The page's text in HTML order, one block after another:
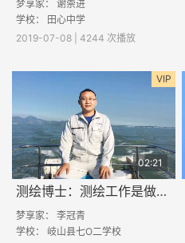
梦享家： 谢崇进
学校：
田心中学
2019-07-08 | 4244 次播放
VIP
02:21
测绘博士：测绘工作是做什么的？
梦享家： 李冠青
学校： 岐山县七O二学校